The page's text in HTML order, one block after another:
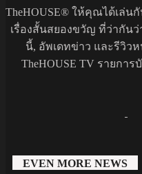
TheHOUSE® ให้คุณได้เล่น
เรื่องสั้นสยองขวัญ ที่ว่ากัน
นี้, อัพเดทข่าว และรีวิว
TheHOUSE TV รายกา
EVEN MORE NEWS